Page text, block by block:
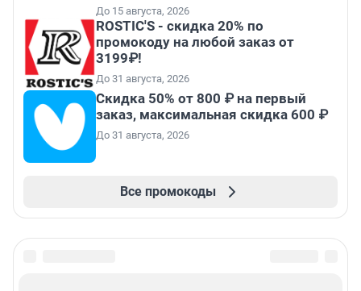
До 15 августа, 2026
ROSTIC'S - скидка 20% по
промокоду на любой заказ от
3199₽!
До 31 августа, 2026
Скидка 50% от 800 ₽ на первый
заказ, максимальная скидка 600 ₽
До 31 августа, 2026
Все промокоды